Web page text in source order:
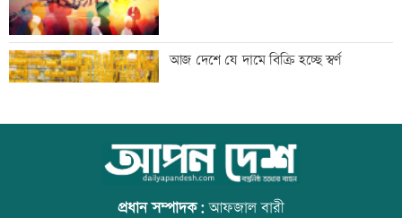
মাগুরায় সাকিব আল হাসানের বাড়িতে হামলা
জুলাই সনদ নিয়ে উত্তাল কুড়িগ্রামের রাজপথ
আজ দেশে যে দামে বিক্রি হচ্ছে স্বর্ণ
আজ বিশ্ব বন্ধু দিবস
প্রধান সম্পাদক:আফজাল বারী